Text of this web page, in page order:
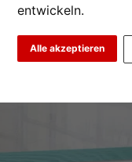
entwickeln.
Alle akzeptieren